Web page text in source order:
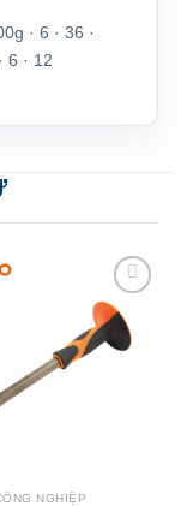
· 6 · 36 ·
6 · 12
Add to
wishlist
NGHIỆP